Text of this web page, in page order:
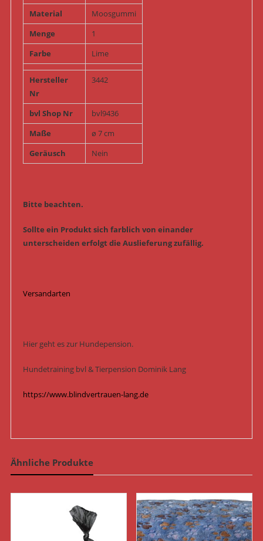
Material
Moosgummi
Menge
1
Farbe
Lime
Hersteller
Nr
3442
bvl Shop Nr
bvl9436
Maße
ø 7 cm
Geräusch
Nein
Bitte beachten.
Sollte ein Produkt sich farblich von einander
unterscheiden erfolgt die Auslieferung zufällig.
Versandarten
Hier geht es zur Hundepension.
Hundetraining bvl & Tierpension Dominik Lang
https://www.blindvertrauen-lang.de
Ähnliche Produkte